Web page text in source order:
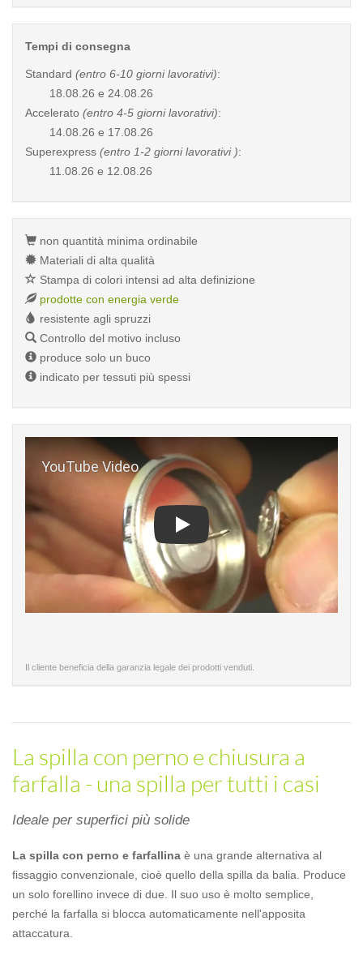
Tempi di consegna
Standard (entro 6-10 giorni lavorativi):
18.08.26 e 24.08.26
Accelerato (entro 4-5 giorni lavorativi):
14.08.26 e 17.08.26
Superexpress (entro 1-2 giorni lavorativi ):
11.08.26 e 12.08.26
non quantità minima ordinabile
Materiali di alta qualità
Stampa di colori intensi ad alta definizione
prodotte con energia verde
resistente agli spruzzi
Controllo del motivo incluso
produce solo un buco
indicato per tessuti più spessi
Il cliente beneficia della garanzia legale dei prodotti venduti.
La spilla con perno e chiusura a
farfalla - una spilla per tutti i casi
Ideale per superfici più solide
La spilla con perno e farfallina è una grande alternativa al
fissaggio convenzionale, cioè quello della spilla da balia. Produce
un solo forellino invece di due. Il suo uso è molto semplice,
perché la farfalla si blocca automaticamente nell'apposita
attaccatura.